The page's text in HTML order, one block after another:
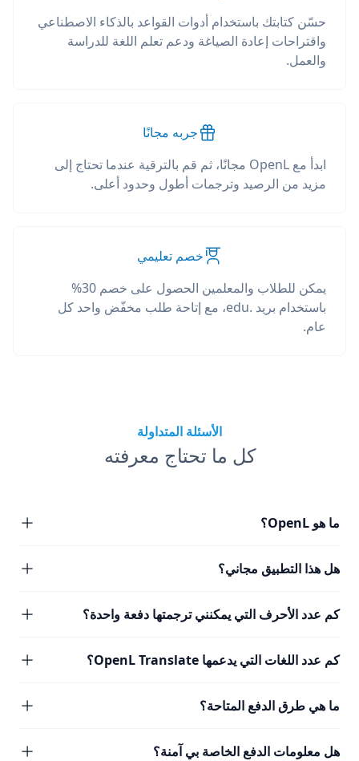
حسّن كتابتك باستخدام أدوات القواعد بالذكاء الاصطناعي
واقتراحات إعادة الصياغة ودعم تعلم اللغة للدراسة
والعمل.
جربه مجانًا
ابدأ مع OpenL مجانًا، ثم قم بالترقية عندما تحتاج إلى
مزيد من الرصيد وترجمات أطول وحدود أعلى.
خصم تعليمي
يمكن للطلاب والمعلمين الحصول على خصم 30%
باستخدام بريد .edu، مع إتاحة طلب مخفّض واحد كل
عام.
الأسئلة المتداولة
كل ما تحتاج معرفته
ما هو OpenL؟
هل هذا التطبيق مجاني؟
كم عدد الأحرف التي يمكنني ترجمتها دفعة واحدة؟
كم عدد اللغات التي يدعمها OpenL Translate؟
ما هي طرق الدفع المتاحة؟
هل معلومات الدفع الخاصة بي آمنة؟